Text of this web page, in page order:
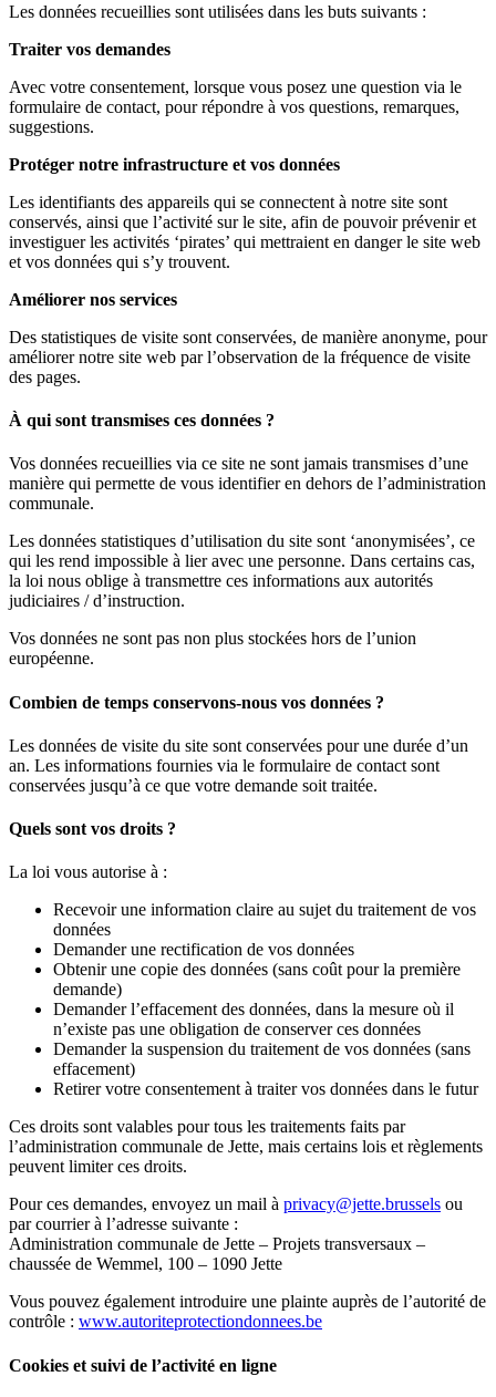
Les données recueillies sont utilisées dans les buts suivants :
Traiter vos demandes
Avec votre consentement, lorsque vous posez une question via le
formulaire de contact, pour répondre à vos questions, remarques,
suggestions.
Protéger notre infrastructure et vos données
Les identifiants des appareils qui se connectent à notre site sont
conservés, ainsi que l’activité sur le site, afin de pouvoir prévenir et
investiguer les activités ‘pirates’ qui mettraient en danger le site web
et vos données qui s’y trouvent.
Améliorer nos services
Des statistiques de visite sont conservées, de manière anonyme, pour
améliorer notre site web par l’observation de la fréquence de visite
des pages.
À qui sont transmises ces données ?
Vos données recueillies via ce site ne sont jamais transmises d’une
manière qui permette de vous identifier en dehors de l’administration
communale.
Les données statistiques d’utilisation du site sont ‘anonymisées’, ce
qui les rend impossible à lier avec une personne. Dans certains cas,
la loi nous oblige à transmettre ces informations aux autorités
judiciaires / d’instruction.
Vos données ne sont pas non plus stockées hors de l’union
européenne.
Combien de temps conservons-nous vos données ?
Les données de visite du site sont conservées pour une durée d’un
an. Les informations fournies via le formulaire de contact sont
conservées jusqu’à ce que votre demande soit traitée.
Quels sont vos droits ?
La loi vous autorise à :
Recevoir une information claire au sujet du traitement de vos
données
Demander une rectification de vos données
Obtenir une copie des données (sans coût pour la première
demande)
Demander l’effacement des données, dans la mesure où il
n’existe pas une obligation de conserver ces données
Demander la suspension du traitement de vos données (sans
effacement)
Retirer votre consentement à traiter vos données dans le futur
Ces droits sont valables pour tous les traitements faits par
l’administration communale de Jette, mais certains lois et règlements
peuvent limiter ces droits.
Pour ces demandes, envoyez un mail à privacy@jette.brussels ou
par courrier à l’adresse suivante :
Administration communale de Jette – Projets transversaux –
chaussée de Wemmel, 100 – 1090 Jette
Vous pouvez également introduire une plainte auprès de l’autorité de
contrôle : www.autoriteprotectiondonnees.be
Cookies et suivi de l’activité en ligne